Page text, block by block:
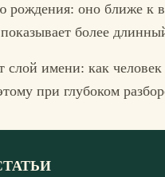
рождения: оно ближе к
более
слой имени: как
при глубоком